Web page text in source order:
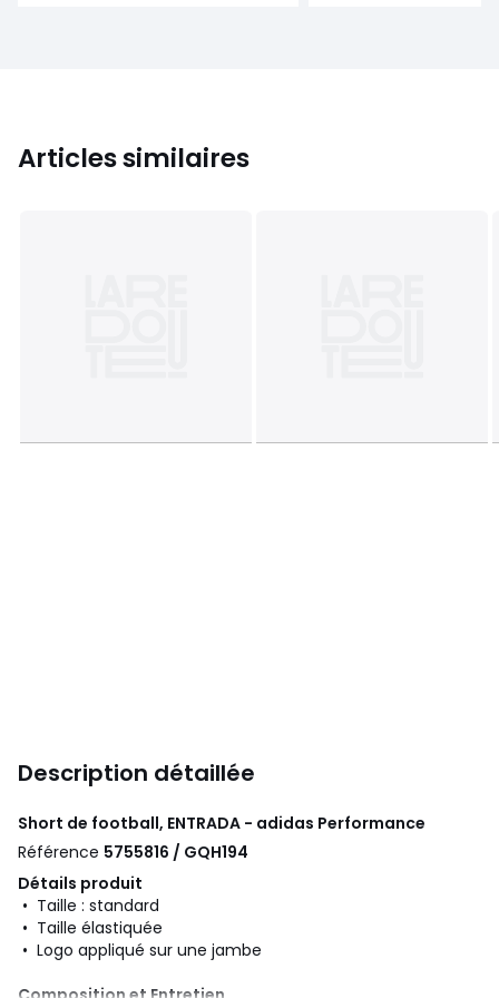
Articles similaires
Description détaillée
Short de football, ENTRADA - adidas Performance
Référence 5755816 / GQH194
Détails produit
• Taille : standard
• Taille élastiquée
• Logo appliqué sur une jambe